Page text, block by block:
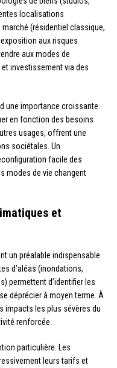
localisations
(résidentiel classique,
aux risques
aux modes de
investissement via des
une importance croissante.
en fonction des besoins
usages, offrent une
sociétales. Un
facile des
modes de vie changent
et
un préalable indispensable
d’aléas (inondations,
permettent d’identifier les
déprécier à moyen terme. À
impacts les plus sévères du
renforcée.
particulière. Les
leurs tarifs et